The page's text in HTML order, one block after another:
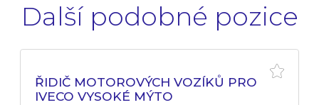
Další podobné pozice
ŘIDIČ MOTOROVÝCH VOZÍKŮ PRO
IVECO VYSOKÉ MÝTO